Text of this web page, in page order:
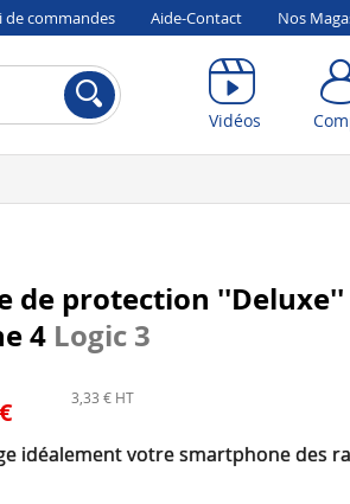
de commandes Aide-Contact Nos
Vidéos
de protection
4 Logic 3
3,33 € HT
idéalement votre smartphone des
Compte